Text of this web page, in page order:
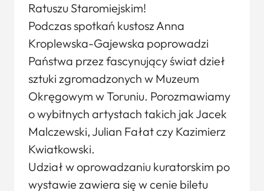
Ratuszu Staromiejskim!
Podczas spotkań kustosz Anna
Kroplewska-Gajewska poprowadzi
Państwa przez fascynujący świat dzieł
sztuki zgromadzonych w Muzeum
Okręgowym w Toruniu. Porozmawiamy
o wybitnych artystach takich jak Jacek
Malczewski, Julian Fałat czy Kazimierz
Kwiatkowski.
Udział w oprowadzaniu kuratorskim po
wystawie zawiera się w cenie biletu